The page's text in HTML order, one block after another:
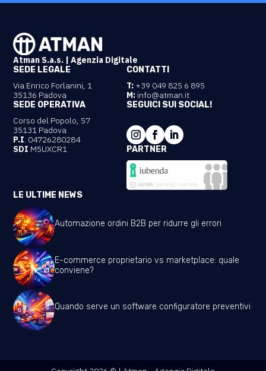
Atman S.a.s. | Agenzia Digitale
SEDE LEGALE
Via Enrico Forlanini, 1
35136 Padova
SEDE OPERATIVA
Corso del Popolo, 57
35131 Padova
P.I. 04726280284
SDI M5UXCR1
CONTATTI
T: +39 049 825 6 895
M: info@atman.it
SEGUICI SUI SOCIAL!
PARTNER
LE ULTIME NEWS
Automazione ordini B2B per ridurre gli errori
E-commerce proprietario vs marketplace: quale
conviene?
Quando serve un software configuratore preventivi